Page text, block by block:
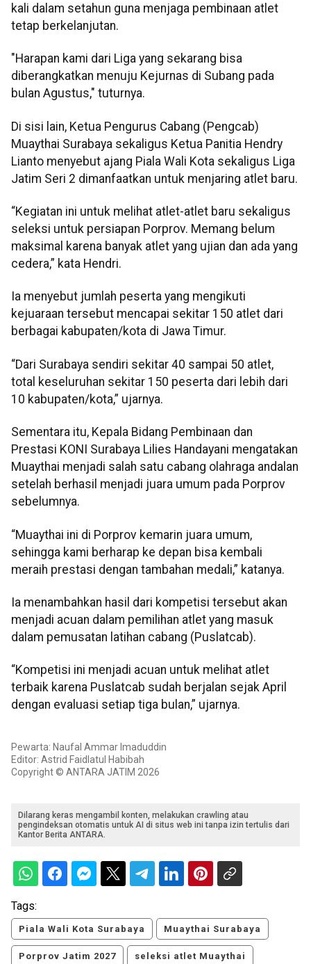
kali dalam setahun guna menjaga pembinaan atlet
tetap berkelanjutan.
"Harapan kami dari Liga yang sekarang bisa
diberangkatkan menuju Kejurnas di Subang pada
bulan Agustus," tuturnya.
Di sisi lain, Ketua Pengurus Cabang (Pengcab)
Muaythai Surabaya sekaligus Ketua Panitia Hendry
Lianto menyebut ajang Piala Wali Kota sekaligus Liga
Jatim Seri 2 dimanfaatkan untuk menjaring atlet baru.
“Kegiatan ini untuk melihat atlet-atlet baru sekaligus
seleksi untuk persiapan Porprov. Memang belum
maksimal karena banyak atlet yang ujian dan ada yang
cedera,” kata Hendri.
Ia menyebut jumlah peserta yang mengikuti
kejuaraan tersebut mencapai sekitar 150 atlet dari
berbagai kabupaten/kota di Jawa Timur.
“Dari Surabaya sendiri sekitar 40 sampai 50 atlet,
total keseluruhan sekitar 150 peserta dari lebih dari
10 kabupaten/kota,” ujarnya.
Sementara itu, Kepala Bidang Pembinaan dan
Prestasi KONI Surabaya Lilies Handayani mengatakan
Muaythai menjadi salah satu cabang olahraga andalan
setelah berhasil menjadi juara umum pada Porprov
sebelumnya.
“Muaythai ini di Porprov kemarin juara umum,
sehingga kami berharap ke depan bisa kembali
meraih prestasi dengan tambahan medali,” katanya.
Ia menambahkan hasil dari kompetisi tersebut akan
menjadi acuan dalam pemilihan atlet yang masuk
dalam pemusatan latihan cabang (Puslatcab).
“Kompetisi ini menjadi acuan untuk melihat atlet
terbaik karena Puslatcab sudah berjalan sejak April
dengan evaluasi setiap tiga bulan,” ujarnya.
Pewarta: Naufal Ammar Imaduddin
Editor: Astrid Faidlatul Habibah
Copyright © ANTARA JATIM 2026
Dilarang keras mengambil konten, melakukan crawling atau
pengindeksan otomatis untuk AI di situs web ini tanpa izin tertulis dari
Kantor Berita ANTARA.
Tags:
Piala Wali Kota Surabaya Muaythai Surabaya
Porprov Jatim 2027 seleksi atlet Muaythai